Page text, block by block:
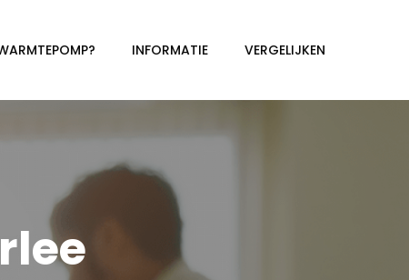
INFORMATIE VERGELIJKEN